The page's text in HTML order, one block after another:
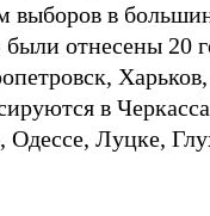
выборов в
отнесены 20
в
Луцке,